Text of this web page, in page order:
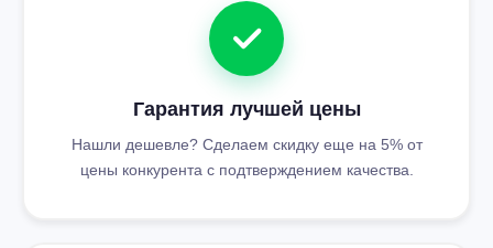
Гарантия лучшей цены
Нашли дешевле? Сделаем скидку еще на 5% от
цены конкурента с подтверждением качества.